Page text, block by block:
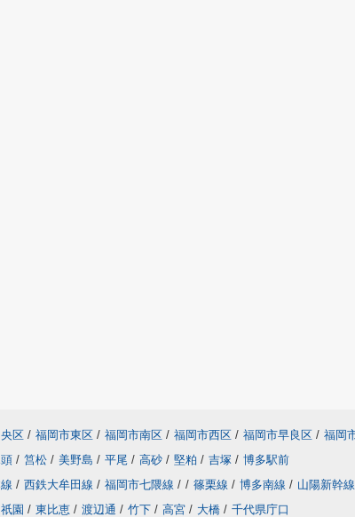
区 / 福岡市東区 / 福岡市南区 / 福岡市西区 / 福岡市早良区 / 福岡
/ 筥松 / 美野島 / 平尾 / 高砂 / 堅粕 / 吉塚 / 博多駅前
/ 西鉄大牟田線 / 福岡市七隈線 / / 篠栗線 / 博多南線 / 山陽新幹線
祇園 / 東比恵 / 渡辺通 / 竹下 / 高宮 / 大橋 / 千代県庁口